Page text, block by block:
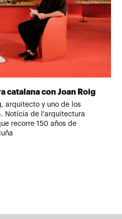
catalana con Joan Roig
arquitecto y uno de los
Notícia de l'arquitectura
recorre 150 años de